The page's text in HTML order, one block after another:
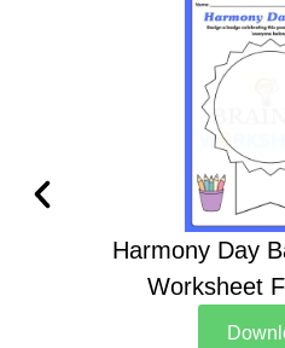
Harmony Day
Worksheet